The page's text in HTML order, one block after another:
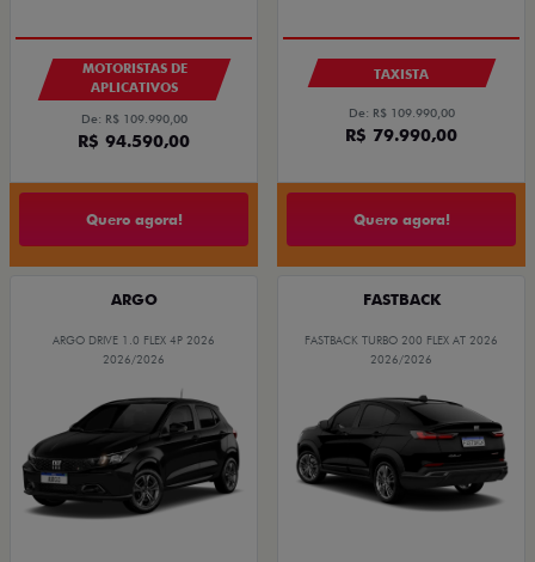
MOTORISTAS DE
APLICATIVOS
De: R$ 109.990,00
R$ 94.590,00
Quero agora!
TAXISTA
De: R$ 109.990,00
R$ 79.990,00
Quero agora!
ARGO
ARGO DRIVE 1.0 FLEX 4P 2026
2026/2026
FASTBACK
FASTBACK TURBO 200 FLEX AT 2026
2026/2026